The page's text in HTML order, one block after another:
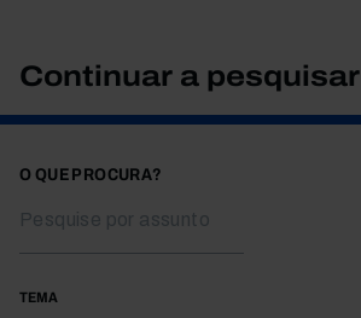
Continuar a pesquisar
O QUE PROCURA?
TEMA